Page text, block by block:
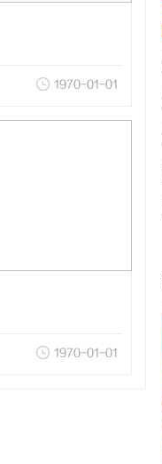
1970-01-01
1970-01-01